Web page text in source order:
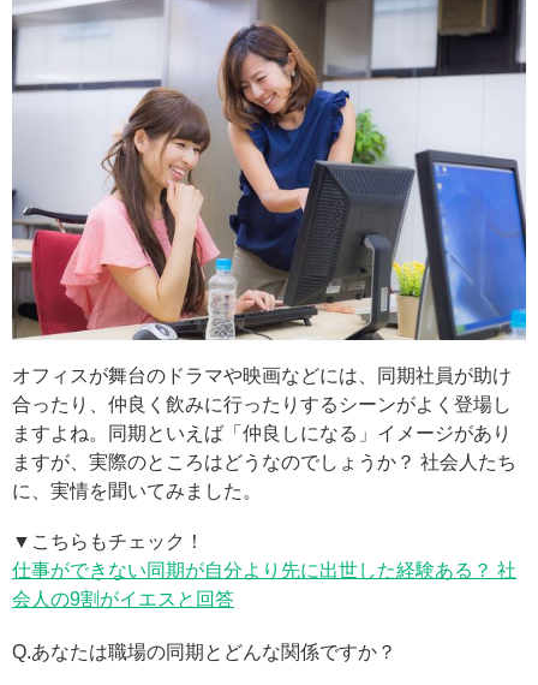
オフィスが舞台のドラマや映画などには、同期社員が助け
合ったり、仲良く飲みに行ったりするシーンがよく登場し
ますよね。同期といえば「仲良しになる」イメージがあり
ますが、実際のところはどうなのでしょうか？ 社会人たち
に、実情を聞いてみました。
▼こちらもチェック！
仕事ができない同期が自分より先に出世した経験ある？ 社
会人の9割がイエスと回答
Q.あなたは職場の同期とどんな関係ですか？